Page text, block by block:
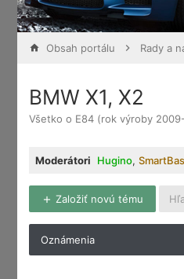
Obsah portálu Rady a
BMW X1, X2
Všetko o E84 (rok výroby
Moderátori Hugino,
Založiť novú tému
Oznámenia